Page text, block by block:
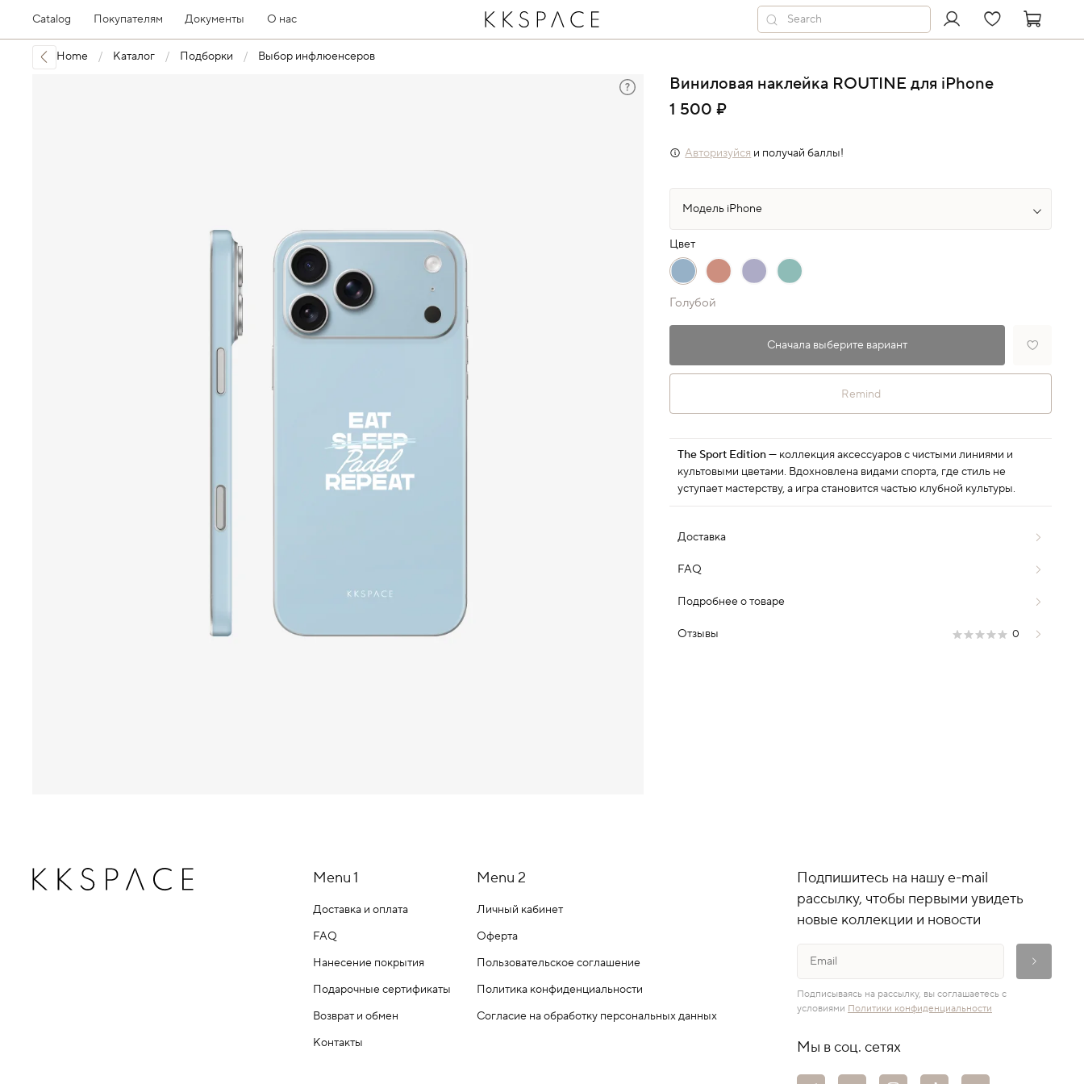
Catalog Покупателям Документы О нас
Home Каталог Подборки Выбор инфлюенсеров
Виниловая наклейка ROUTINE для iPhone
1 500 ₽
Авторизуйся и получай баллы!
Сначала выберите вариант
Цвет
Голубой
Remind
The Sport Edition— коллекция аксессуаров с чистыми линиями и
культовыми цветами. Вдохновлена видами спорта, где стиль не
уступает мастерству, а игра становится частью клубной культуры.
Доставка
FAQ
Подробнее о товаре
Отзывы 0
Menu 1
Доставка и оплата
FAQ
Нанесение покрытия
Подарочные сертификаты
Возврат и обмен
Контакты
Menu 2
Личный кабинет
Оферта
Пользовательское соглашение
Политика конфиденциальности
Согласие на обработку персональных данных
Подпишитесь на нашу e-mail
рассылку, чтобы первыми увидеть
новые коллекции и новости
Подписываясь на рассылку, вы соглашаетесь с
условиями Политики конфиденциальности
Мы в соц. сетях